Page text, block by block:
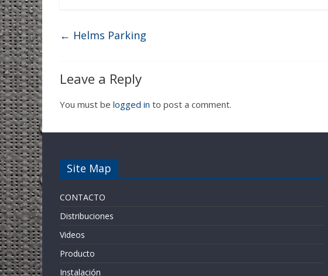
← Helms Parking
Leave a Reply
You must be logged in to post a comment.
Site Map
CONTACTO
Distribuciones
Videos
Producto
Instalación